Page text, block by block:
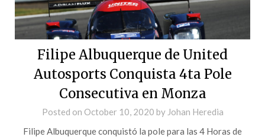
Filipe Albuquerque de United
Autosports Conquista 4ta Pole
Consecutiva en Monza
Posted on October 10, 2020 by Johan Heredia
Filipe Albuquerque conquistó la pole para las 4 Horas de